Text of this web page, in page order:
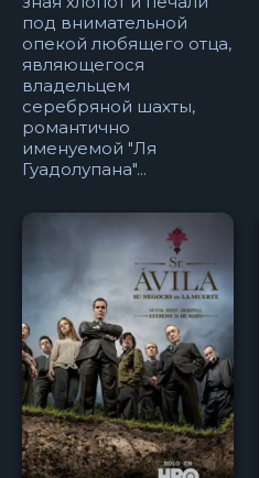
под внимательной
опекой любящего отца,
являющегося
владельцем
серебряной шахты,
романтично
именуемой "Ля
Гуадолупана"...